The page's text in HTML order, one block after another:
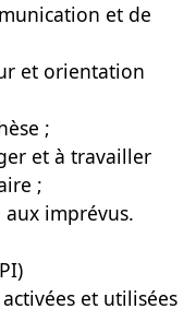
et de
et orientation
;
et à travailler
;
imprévus.
et utilisées